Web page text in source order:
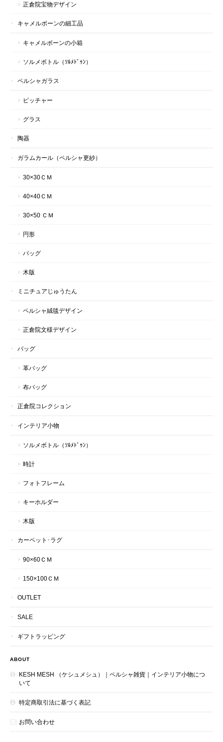
正倉院宝物デザイン
キャメルボーンの細工品
キャメルボーンの小箱
ソルメボトル（ｿﾙﾒﾄﾞｩﾝ）
ペルシャガラス
ピッチャー
グラス
陶器
ガラムカール（ペルシャ更紗）
30×30ＣＭ
40×40ＣＭ
30×50 ＣＭ
円形
バッグ
木版
ミニチュアじゅうたん
ペルシャ絨毯デザイン
正倉院文様デザイン
バッグ
革バッグ
布バッグ
正倉院コレクション
インテリア小物
ソルメボトル（ｿﾙﾒﾄﾞｩﾝ）
時計
フォトフレーム
キーホルダー
木版
カーペット･ラグ
90×60ＣＭ
150×100ＣＭ
OUTLET
SALE
ギフトラッピング
ABOUT
KESH MESH （ケシュメシュ）｜ペルシャ雑貨｜インテリア小物につ
いて
特定商取引法に基づく表記
お問い合わせ